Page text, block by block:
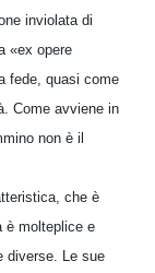
inviolata di
«ex opere
fede, quasi come
Come avviene in
non è il
che è
è molteplice e
diverse. Le sue